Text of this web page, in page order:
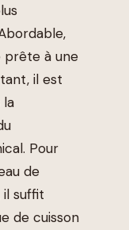
prête à une
il est
la
Pour
de
suffit
de cuisson